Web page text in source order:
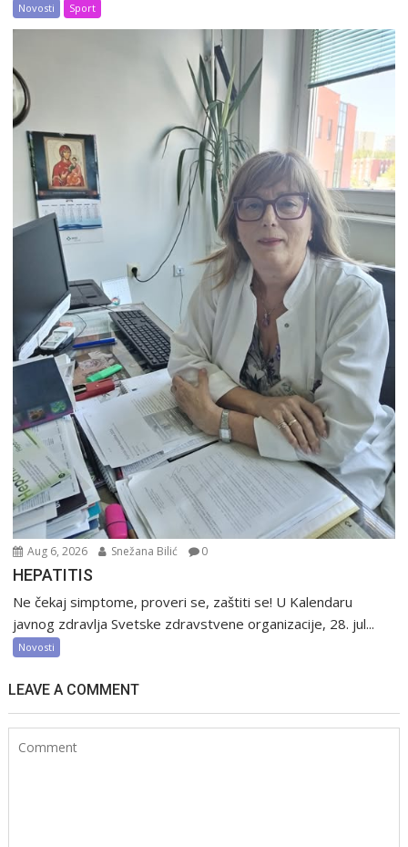
Novosti Sport
Aug 6, 2026 Snežana Bilić 0
HEPATITIS
Ne čekaj simptome, proveri se, zaštiti se! U Kalendaru
javnog zdravlja Svetske zdravstvene organizacije, 28. jul...
Novosti
LEAVE A COMMENT